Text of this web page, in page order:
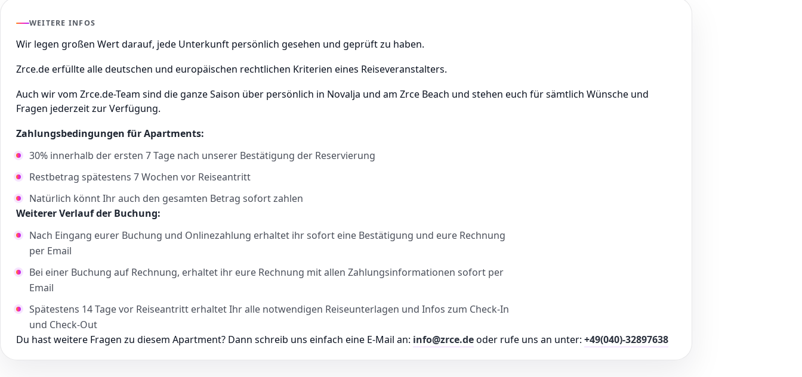
WEITERE INFOS
Wir legen großen Wert darauf, jede Unterkunft persönlich gesehen und geprüft zu haben.
Zrce.de erfüllte alle deutschen und europäischen rechtlichen Kriterien eines Reiseveranstalters.
Auch wir vom Zrce.de-Team sind die ganze Saison über persönlich in Novalja und am Zrce Beach und stehen euch für sämtlich Wünsche und
Fragen jederzeit zur Verfügung.
Zahlungsbedingungen für Apartments:
30% innerhalb der ersten 7 Tage nach unserer Bestätigung der Reservierung
Restbetrag spätestens 7 Wochen vor Reiseantritt
Natürlich könnt Ihr auch den gesamten Betrag sofort zahlen
Weiterer Verlauf der Buchung:
Nach Eingang eurer Buchung und Onlinezahlung erhaltet ihr sofort eine Bestätigung und eure Rechnung
per Email
Bei einer Buchung auf Rechnung, erhaltet ihr eure Rechnung mit allen Zahlungsinformationen sofort per
Email
Spätestens 14 Tage vor Reiseantritt erhaltet Ihr alle notwendigen Reiseunterlagen und Infos zum Check-In
und Check-Out
Du hast weitere Fragen zu diesem Apartment? Dann schreib uns einfach eine E-Mail an: info@zrce.deoder rufe uns an unter: +49(040)-32897638